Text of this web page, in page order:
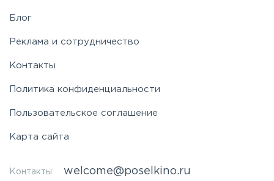
Блог
Реклама и сотрудничество
Контакты
Политика конфиденциальности
Пользовательское соглашение
Карта сайта
Контакты: welcome@poselkino.ru